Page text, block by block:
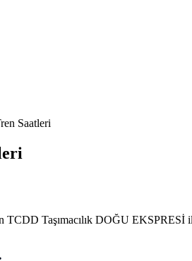
Saatleri
TCDD Taşımacılık DOĞU